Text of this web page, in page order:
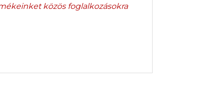
közös foglalkozásokra